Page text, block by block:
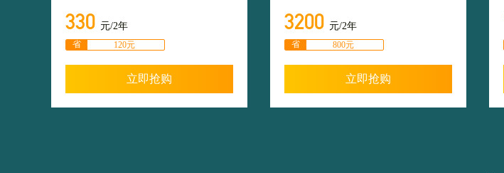
330 元/2年
省 120元
立即抢购
3200 元/2年
省 800元
立即抢购